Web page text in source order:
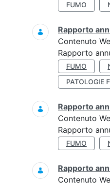
FUMO
Rapporto
Contenuto
Rapporto
FUMO
PATOLOGIE
Rapporto
Contenuto
Rapporto
FUMO
Rapporto
Contenuto